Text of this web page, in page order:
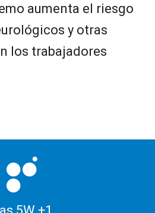
aumenta el riesgo
y otras
los trabajadores